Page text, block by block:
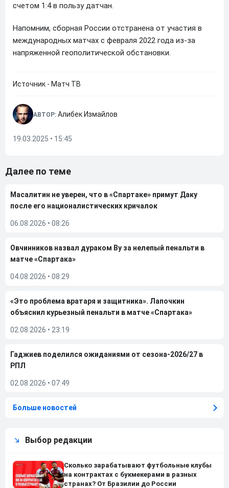
счетом 1:4 в пользу датчан.
Напомним, сборная России отстранена от участия в
международных матчах с февраля 2022 года из-за
напряженной геополитической обстановки.
Источник - Матч ТВ
АВТОР: Алибек Измайлов
19.03.2025 • 15:45
Далее по теме
Масалитин не уверен, что в «Спартаке» примут Даку
после его националистических кричалок
06.08.2026 • 08:26
Овчинников назвал дураком Ву за нелепый пенальти в
матче «Спартака»
04.08.2026 • 08:29
«Это проблема вратаря и защитника». Лапочкин
объяснил курьезный пенальти в матче «Спартака»
02.08.2026 • 23:19
Гаджиев поделился ожиданиями от сезона-2026/27 в
РПЛ
02.08.2026 • 07:49
Больше новостей
Выбор редакции
Сколько зарабатывают футбольные клубы
на контрактах с букмекерами в разных
странах? От Бразилии до России